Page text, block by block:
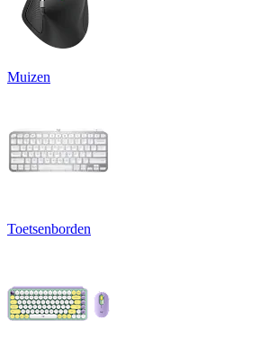
Muizen
Toetsenborden